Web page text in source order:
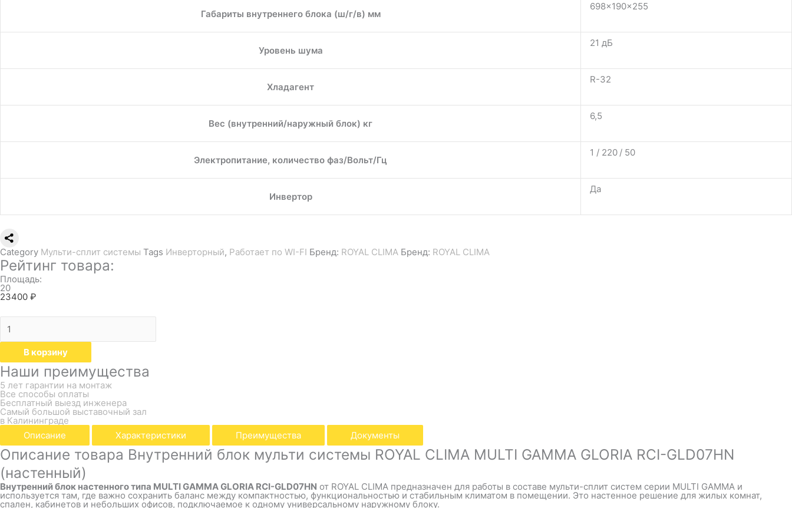
Габариты внутреннего блока (ш/г/в) мм
698×190×255
Уровень шума
21 дБ
Хладагент
R-32
Вес (внутренний/наружный блок) кг
6,5
Электропитание, количество фаз/Вольт/Гц
1 / 220 / 50
Инвертор
Да
Category Мульти-сплит системы Tags Инверторный, Работает по WI-FI Бренд: ROYAL CLIMA Бренд: ROYAL CLIMA
Рейтинг товара:
Площадь:
20
23400 ₽
В корзину
Наши преимущества
5 лет гарантии на монтаж
Все способы оплаты
Бесплатный выезд инженера
Самый большой выставочный зал
в Калининграде
Описание
Характеристики Преимущества Документы
Описание товара Внутренний блок мульти системы ROYAL CLIMA MULTI GAMMA GLORIA RCI-GLD07HN
(настенный)
Внутренний блок настенного типа MULTI GAMMA GLORIA RCI-GLD07HN от ROYAL CLIMA предназначен для работы в составе мульти-сплит систем серии MULTI GAMMA и
используется там, где важно сохранить баланс между компактностью, функциональностью и стабильным климатом в помещении. Это настенное решение для жилых комнат,
спален, кабинетов и небольших офисов, подключаемое к одному универсальному наружному блоку.